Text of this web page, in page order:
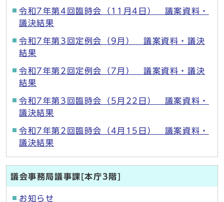
令和7年第4回臨時会（11月4日） 議案資料・
議決結果
令和7年第3回定例会（9月） 議案資料・議決
結果
令和7年第2回定例会（7月） 議案資料・議決
結果
令和7年第3回臨時会（5月22日） 議案資料・
議決結果
令和7年第2回臨時会（4月15日） 議案資料・
議決結果
議会事務局議事課[本庁3階]
お知らせ